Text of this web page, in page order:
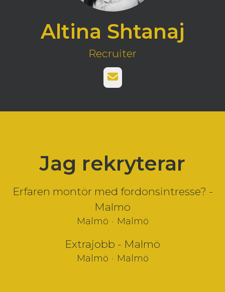
Altina Shtanaj
Recruiter
E-post
Jag rekryterar
Erfaren montör med fordonsintresse? -
Malmö
Malmö · Malmö
Extrajobb - Malmö
Malmö · Malmö